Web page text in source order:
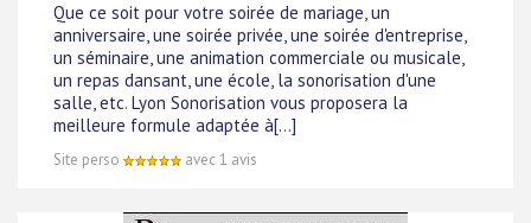
Que ce soit pour votre soirée de mariage, un
anniversaire, une soirée privée, une soirée d'entreprise,
un séminaire, une animation commerciale ou musicale,
un repas dansant, une école, la sonorisation d'une
salle, etc. Lyon Sonorisation vous proposera la
meilleure formule adaptée à[...]
Site perso avec 1 avis